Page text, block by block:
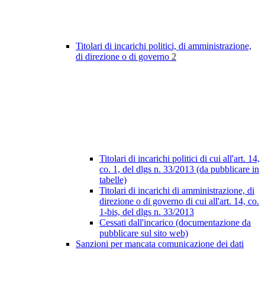
Titolari di incarichi politici, di amministrazione,
di direzione o di governo 2
Titolari di incarichi politici di cui all'art. 14,
co. 1, del dlgs n. 33/2013 (da pubblicare in
tabelle)
Titolari di incarichi di amministrazione, di
direzione o di governo di cui all'art. 14, co.
1-bis, del dlgs n. 33/2013
Cessati dall'incarico (documentazione da
pubblicare sul sito web)
Sanzioni per mancata comunicazione dei dati